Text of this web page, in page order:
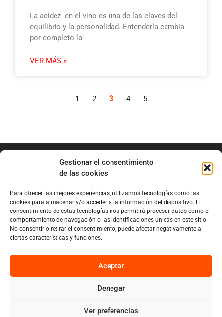
Gestionar el consentimiento
de las cookies
Para ofrecer las mejores experiencias, utilizamos tecnologías como las
cookies para almacenar y/o acceder a la información del dispositivo. El
consentimiento de estas tecnologías nos permitirá procesar datos como el
comportamiento de navegación o las identificaciones únicas en este sitio.
No consentir o retirar el consentimiento, puede afectar negativamente a
ciertas características y funciones.
Aceptar
Denegar
Ver preferencias
La acidez en el vino es una de las claves del
equilibrio y la personalidad. Entenderla cambia
por completo la
VER MÁS »
1 2 3 4 5
info@marianobraga.com
BRAGA Academia
Podcast
Sobre Mariano